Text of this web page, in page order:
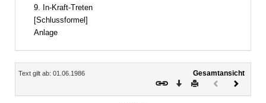
9. In-Kraft-Treten
[Schlussformel]
Anlage
Inhalt
Text gilt ab: 01.06.1986
Gesamtansicht
Download
DruckenVorheriges